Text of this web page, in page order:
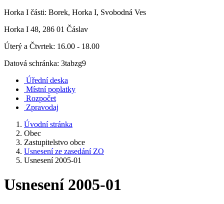
Horka I části: Borek, Horka I, Svobodná Ves
Horka I 48, 286 01 Čáslav
Úterý a Čtvrtek: 16.00 - 18.00
Datová schránka: 3tabzg9
Úřední deska
Místní poplatky
Rozpočet
Zpravodaj
Úvodní stránka
Obec
Zastupitelstvo obce
Usnesení ze zasedání ZO
Usnesení 2005-01
Usnesení 2005-01